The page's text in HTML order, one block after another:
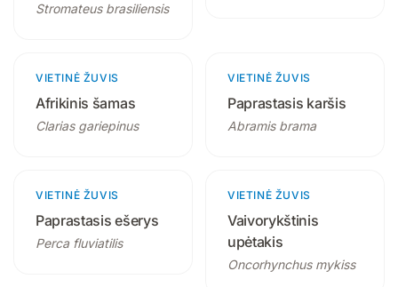
Stromateus brasiliensis
3 produktai
VIETINĖ ŽUVIS
Afrikinis šamas
Clarias gariepinus
4 produktai
VIETINĖ ŽUVIS
Paprastasis karšis
Abramis brama
2 produktai
VIETINĖ ŽUVIS
Paprastasis ešerys
Perca fluviatilis
3 produktai
VIETINĖ ŽUVIS
Vaivorykštinis
upėtakis
Oncorhynchus mykiss